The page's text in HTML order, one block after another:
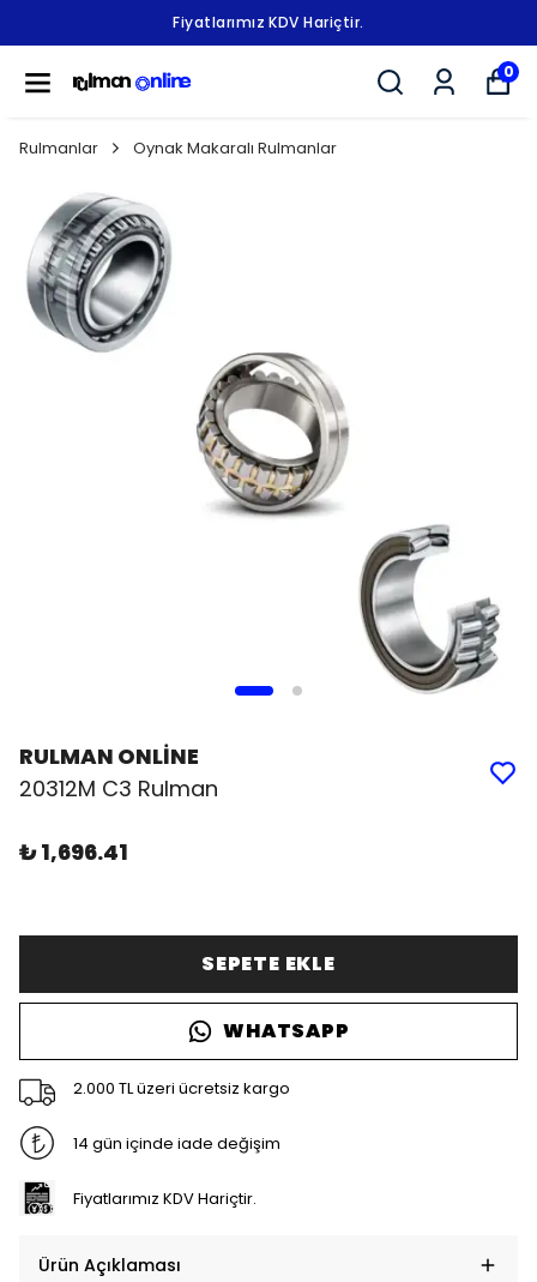
Fiyatlarımız KDV Hariçtir.
0
Rulmanlar Oynak Makaralı Rulmanlar
RULMAN ONLİNE
20312M C3 Rulman
₺ 1,696.41
SEPETE EKLE
WHATSAPP
2.000 TL üzeri ücretsiz kargo
14 gün içinde iade değişim
Fiyatlarımız KDV Hariçtir.
Ürün Açıklaması